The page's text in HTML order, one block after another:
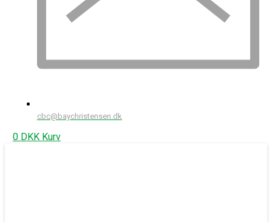
cbc@baychristensen.dk
0 DKK Kurv